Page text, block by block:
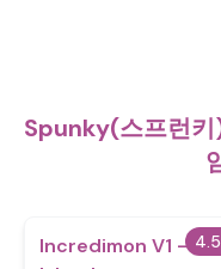
Spunky(스프런키
4.5
Incredimon V1 -